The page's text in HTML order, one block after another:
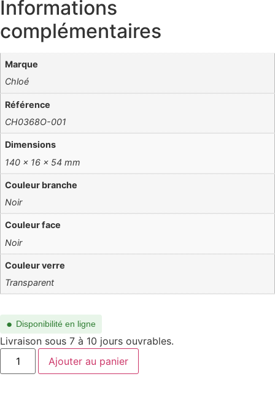
Informations
complémentaires
Référence
CH0368O-001
Dimensions
140 × 16 × 54 mm
Couleur branche
Noir
Couleur face
Noir
Couleur verre
Transparent
Marque
Chloé
● Disponibilité en ligne
Livraison sous 7 à 10 jours ouvrables.
quantité
CH0368O-
Ajouter au panier